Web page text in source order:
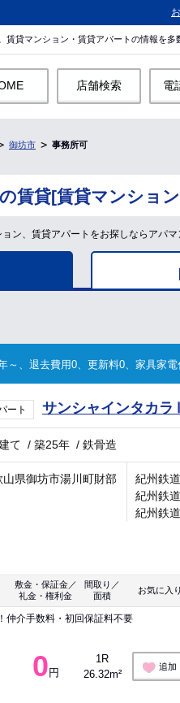
貸マンション・賃貸アパートの情報を多
店舗検索 電
御坊市 事務所可
賃貸[賃貸マンショ
ン、賃貸アパートをお探しならアパ
～、退去費用0、更新料0、家具家
ート サンシャインタカラⅡ
て /築25年 /鉄骨造
山県御坊市湯川町財部
紀州鉄
紀州鉄
紀州鉄
敷金・保証金／
礼金・権利金
間取り／
面積
お気に入り
仲介手数料・初回保証料不要
0 円
1R
26.32m²
追加